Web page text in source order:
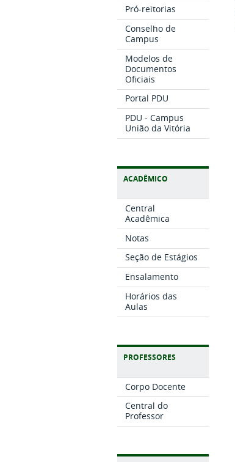
Pró-reitorias
Conselho de
Campus
Modelos de
Documentos
Oficiais
Portal PDU
PDU - Campus
União da Vitória
ACADÊMICO
Central
Acadêmica
Notas
Seção de Estágios
Ensalamento
Horários das
Aulas
PROFESSORES
Corpo Docente
Central do
Professor